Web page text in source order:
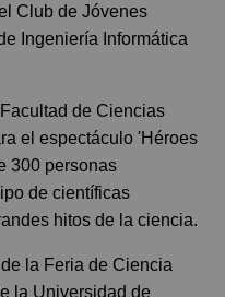
Club de Jóvenes
Ingeniería Informática
de Ciencias
el espectáculo 'Héroes
300 personas
de científicas
hitos de la ciencia.
la Feria de Ciencia
la Universidad de